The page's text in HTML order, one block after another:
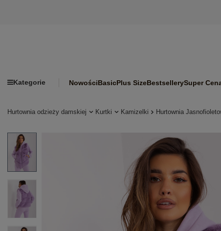
Kategorie NowościBasicPlus SizeBestsellerySuper
Hurtownia odzieży damskiej Kurtki Kamizelki Hurtownia